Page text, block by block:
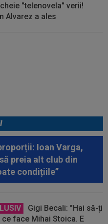
"telenovela" verii!
Alvarez a ales
Ioan Varga,
preia alt club din
condițiile”
Gigi Becali: ”Hai să-ți
ce face Mihai Stoica. E